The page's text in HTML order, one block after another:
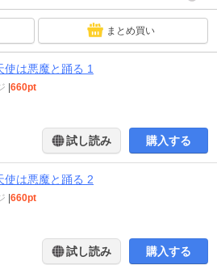
まとめ買い
使は悪魔と踊る 1
660pt
試し読み 購入する
使は悪魔と踊る 2
660pt
試し読み 購入する